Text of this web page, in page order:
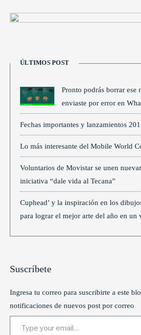
ÚLTIMOS POST
Pronto podrás borrar ese
enviaste por error en
Fechas importantes y lanzamientos
Lo más interesante del Mobile World
Voluntarios de Movistar se unen
iniciativa “dale vida al Tecana”
Cuphead’ y la inspiración en los
para lograr el mejor arte del año en un
Suscríbete
Ingresa tu correo para suscribirte a este
notificaciones de nuevos post por correo
Type your email…